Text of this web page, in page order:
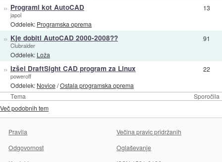
Tema Sporočila
» Programi kot AutoCAD
japol
Oddelek: Programska oprema
13
» Kje dobiti AutoCAD 2000-2008??
Clubraider
Oddelek: Loža
91
» Izšel DraftSight CAD program za Linux
poweroff
Oddelek: Novice/Ostala programska oprema
22
Več podobnih tem
Pravila
Večina pravic pridržanih
Odgovornost
Oglaševanje